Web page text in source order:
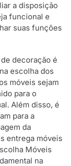
a disposição
funcional e
suas funções
decoração é
escolha dos
móveis sejam
para o
Além disso, é
para a
da
entrega móveis
Móveis
na